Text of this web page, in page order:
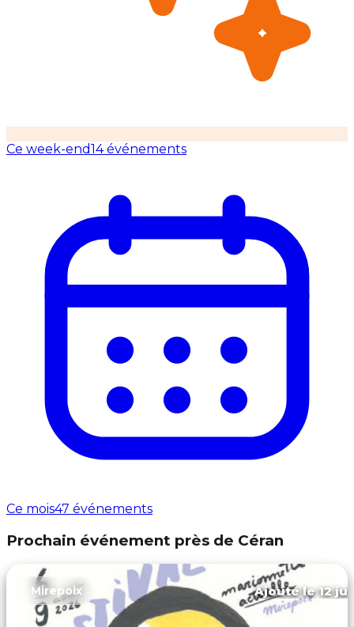
Ce week-end14 événements
Ce mois47 événements
Prochain événement près de Céran
Mirepoix Ajouté le 12